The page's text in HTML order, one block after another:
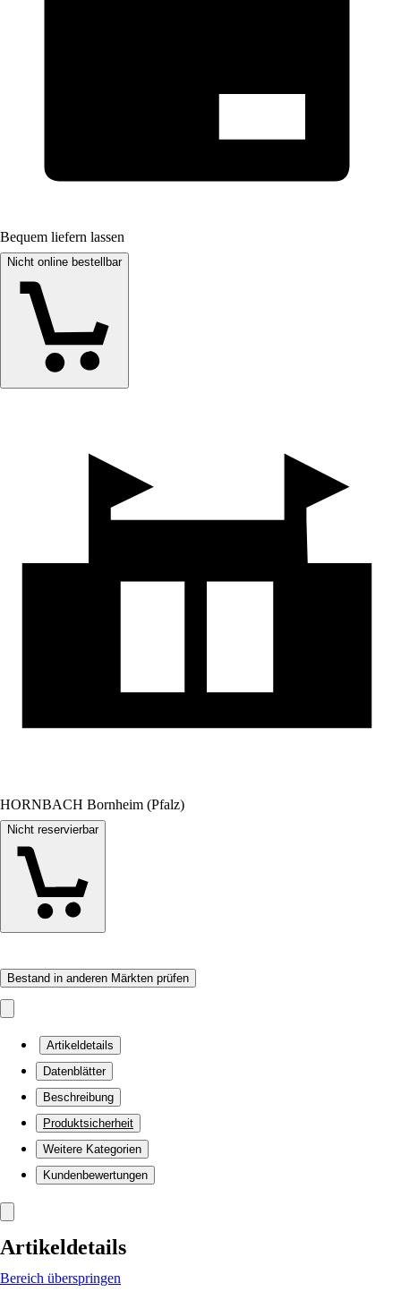
Bequem liefern lassen
Nicht online bestellbar
HORNBACH Bornheim (Pfalz)
Nicht reservierbar
Bestand in anderen Märkten prüfen
Artikeldetails
Datenblätter
Beschreibung
Produktsicherheit
Weitere Kategorien
Kundenbewertungen
Artikeldetails
Bereich überspringen